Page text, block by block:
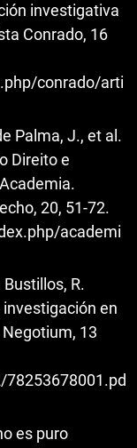
investigativa
Conrado, 16
conrado/arti
Palma, J., et al.
Direito e
20, 51-72.
academi
R.
en
13
es puro